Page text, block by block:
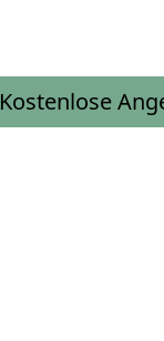
Kostenlose